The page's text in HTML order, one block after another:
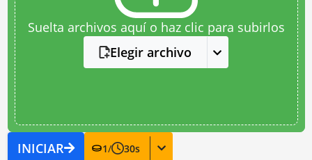
Suelta archivos aquí o haz clic para subirlos
Elegir archivo
INICIAR 1/ 30s